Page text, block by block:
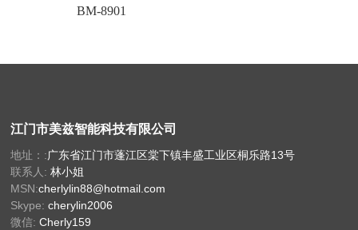
BM-8901
江门市美兹智能科技有限公司
地址：:广东省江门市蓬江区棠下镇丰盛工业区桐乐路13号
联系人: 林小姐
MSN:cherlylin88@hotmail.com
Skype: cherylin2006
微信: Cherly159